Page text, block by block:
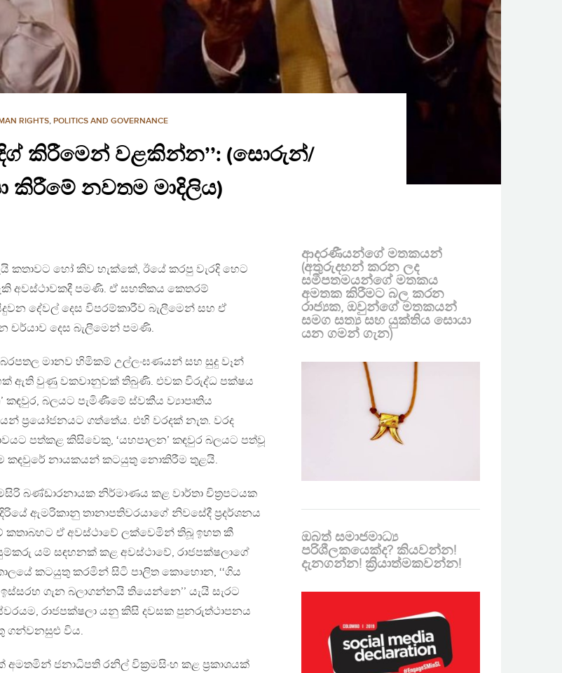
RIGHTS, POLITICS AND GOVERNANCE
කිරීමෙන් වළකින්න’’: (සොරුන්/
කිරීමේ නවතම මාදිලිය)
කතාවට හෝ කිව හැක්කේ, ඊයේ කරපු වැරදි හෙට
අවස්ථාවකදී පමණි. ඒ සහතිකය කෙතරම්
දේවල් දෙස විපරම්කාරීව බැලීමෙන් සහ ඒ
චර්යාව දෙස බැලීමෙන් පමණි.
මානව හිමිකම් උල්ලංඝණයන් සහ සුදු වෑන්
ඇති වුණු වකවානුවක් තිබුණි. එවක විරුද්ධ පක්ෂය
කඳවුර, බලයට පැමිණීමේ ස්වකීය ව්‍යාපෘතිය
ප්‍රයෝජනයට ගත්තේය. එහි වරදක් නැත. වරද
පත්කළ කිසිවෙකු, ‘යහපාලන’ කඳවුර බලයට පත්වූ
කඳවුරේ නායකයන් කටයුතු නොකිරීම තුළයි.
බණ්ඩාරනායක නිර්මාණය කළ වාර්තා චිත්‍රපටයක
ඇමරිකානු තානාපතිවරයාගේ නිවසේදී ප්‍රදර්ශනය
කතාබහට ඒ අවස්ථාවේ ලක්වෙමින් තිබූ ඉහත කී
යම් සඳහනක් කළ අවස්ථාවේ, රාජපක්ෂලාගේ
කටයුතු කරමින් සිටි පාලිත කොහොන, ‘‘ගිය
ඉස්සරහ ගැන බලාගන්නයි තියෙන්නෙ’’ යැයි සැරට
රාජපක්ෂලා යනු කිසි දවසක පුනරුත්ථාපනය
ගන්වනසුළු විය.
අමතමින් ජනාධිපති රනිල් වික්‍රමසිංහ කළ ප්‍රකාශයක්
ආදරණීයන්ගේ මතකයන්
(අතුරුදහන් කරන ලද
සමීපතමයන්ගේ මතකය
අමතක කිරීමට බල කරන
රාජ්‍යක, ඔවුන්ගේ මතකයන්
සමග සත්‍ය සහ යුක්තිය සොයා
යන ගමන් ගැන)
ඔබත් සමාජමාධ්‍ය
පරිශීලකයෙක්ද? කියවන්න!
දැනගන්න! ක්‍රියාත්මකවන්න!